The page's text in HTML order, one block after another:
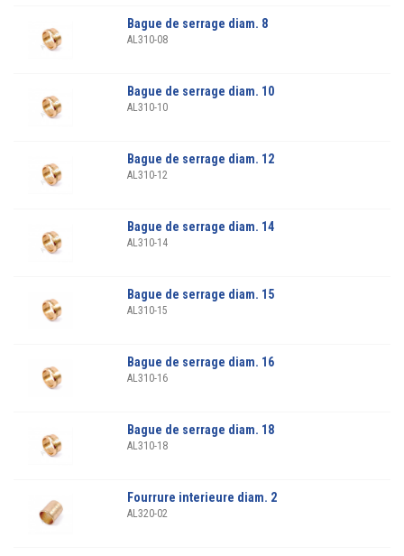
Bague de serrage diam. 8
AL310-08
Bague de serrage diam. 10
AL310-10
Bague de serrage diam. 12
AL310-12
Bague de serrage diam. 14
AL310-14
Bague de serrage diam. 15
AL310-15
Bague de serrage diam. 16
AL310-16
Bague de serrage diam. 18
AL310-18
Fourrure interieure diam. 2
AL320-02